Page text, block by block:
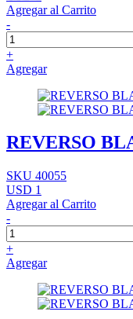
Agregar al Carrito
-
+
Agregar
REVERSO
SKU 40055
USD 1
Agregar al Carrito
-
+
Agregar